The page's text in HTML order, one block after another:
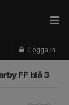
Logga in
FF blå 3